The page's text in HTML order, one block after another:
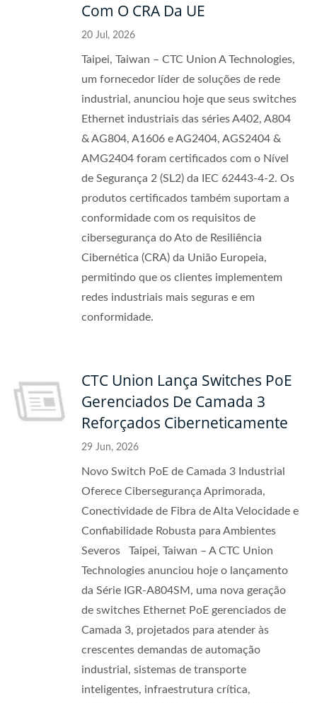
Com O CRA Da UE
20 Jul, 2026
Taipei, Taiwan – CTC Union A Technologies,
um fornecedor líder de soluções de rede
industrial, anunciou hoje que seus switches
Ethernet industriais das séries A402, A804
& AG804, A1606 e AG2404, AGS2404 &
AMG2404 foram certificados com o Nível
de Segurança 2 (SL2) da IEC 62443-4-2. Os
produtos certificados também suportam a
conformidade com os requisitos de
cibersegurança do Ato de Resiliência
Cibernética (CRA) da União Europeia,
permitindo que os clientes implementem
redes industriais mais seguras e em
conformidade.
CTC Union Lança Switches PoE
Gerenciados De Camada 3
Reforçados Ciberneticamente
29 Jun, 2026
Novo Switch PoE de Camada 3 Industrial
Oferece Cibersegurança Aprimorada,
Conectividade de Fibra de Alta Velocidade e
Confiabilidade Robusta para Ambientes
Severos Taipei, Taiwan – A CTC Union
Technologies anunciou hoje o lançamento
da Série IGR-A804SM, uma nova geração
de switches Ethernet PoE gerenciados de
Camada 3, projetados para atender às
crescentes demandas de automação
industrial, sistemas de transporte
inteligentes, infraestrutura crítica,